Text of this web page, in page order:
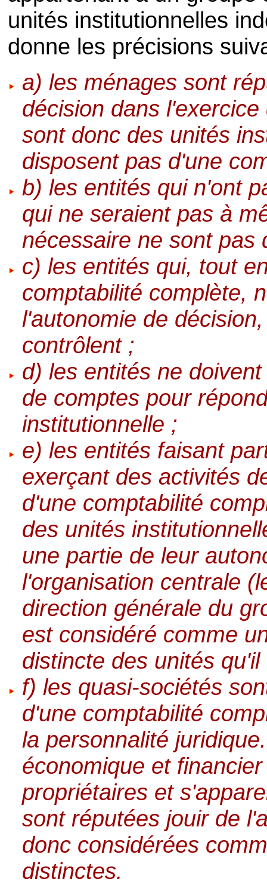
unités institutionnelles
donne les précisions
a) les ménages sont
décision dans
sont donc des unités
disposent pas d'une
b) les entités qui n'ont
qui ne seraient pas à
nécessaire ne sont pas
c) les entités qui, tout
comptabilité complète,
l'autonomie de
contrôlent ;
d) les entités ne
de comptes pour
institutionnelle ;
e) les entités faisant
exerçant des activités
d'une comptabilité
des unités
une partie de leur
l'organisation centrale
direction générale du
est considéré comme
distincte des unités
f) les quasi-sociétés
d'une comptabilité
la personnalité
économique et
propriétaires et
sont réputées jouir de
donc considérées
distinctes.